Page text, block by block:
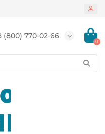
(800) 770-02-66
0